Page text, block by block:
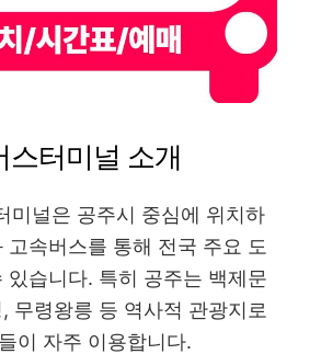
스터미널 소개
미널은 공주시 중심에 위치하
고속버스를 통해 전국 주요 도
있습니다. 특히 공주는 백제문
무령왕릉 등 역사적 관광지로
이 자주 이용합니다.